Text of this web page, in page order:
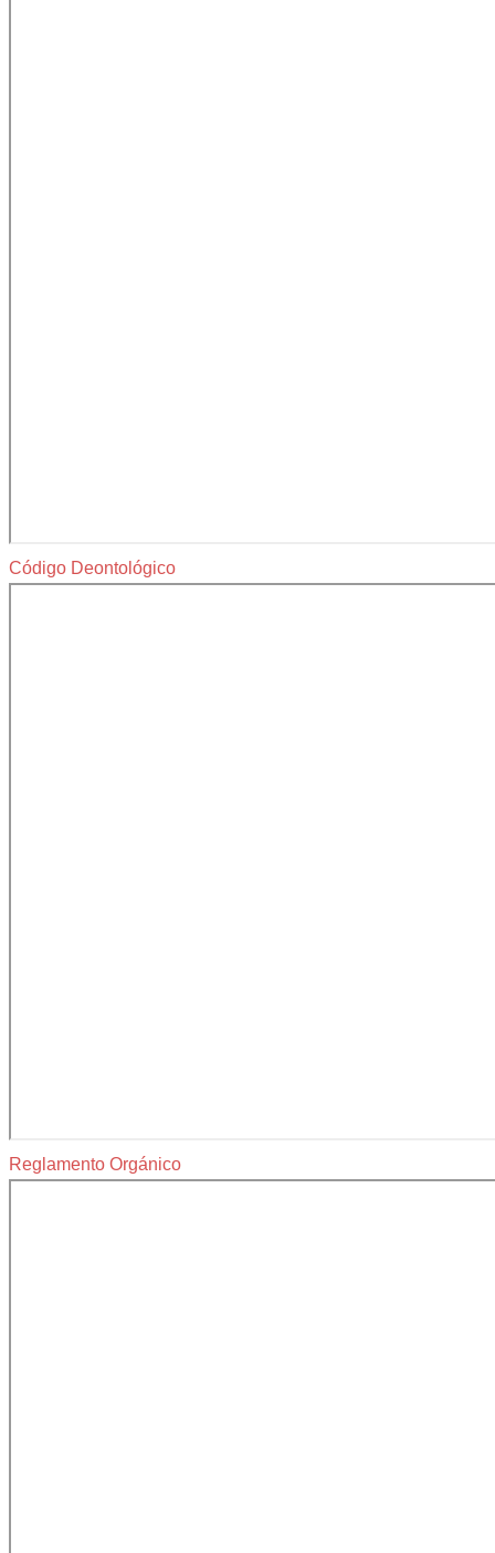
Código Deontológico
Reglamento Orgánico